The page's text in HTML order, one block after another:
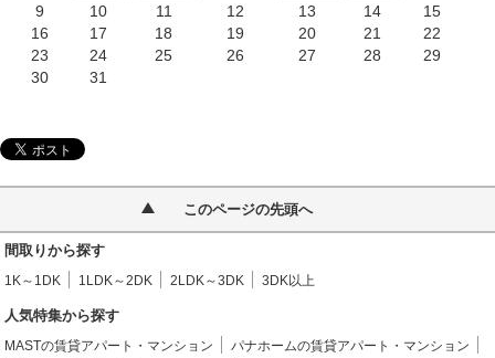
9
10 11 12 13 14
15
16
17 18 19 20 21
22
23
24 25 26 27 28
29
30
31
このページの先頭へ
間取りから探す
1K～1DK 1LDK～2DK 2LDK～3DK 3DK以上
人気特集から探す
MASTの賃貸アパート・マンション
パナホームの賃貸アパート・マンション